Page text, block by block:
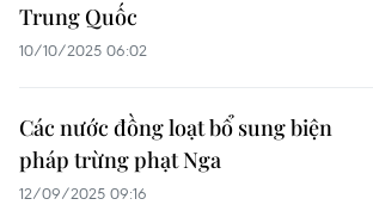
Trung Quốc
10/10/2025 06:02
Các nước đồng loạt bổ sung biện
pháp trừng phạt Nga
12/09/2025 09:16